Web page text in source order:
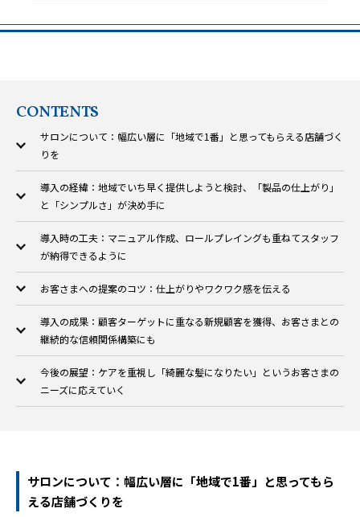
CONTENTS
サロンについて：幅広い層に「地域で1番」と思ってもらえる店舗づく
りを
導入の経緯：地域でいち早く提供しようと検討、「製品の仕上がり」
と「シンプルさ」が決め手に
導入時の工夫：マニュアル作成、ロールプレイングも重ねてスタッフ
が納得できるように
お客さまへの提案のコツ：仕上がりやワクワク感を伝える
導入の成果：顧客ターゲットに重なる新規顧客を獲得、お客さまとの
継続的な信頼関係構築にも
今後の展望：ケアを重視し「綺麗な髪になりたい」というお客さまの
ニーズに応えていく
サロンについて：幅広い層に「地域で1番」と思ってもら
える店舗づくりを